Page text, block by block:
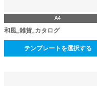
A4
和風_雑貨_カタログ
テンプレートを選択する